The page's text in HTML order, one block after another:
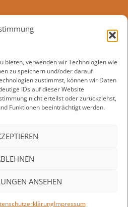
bieten, verwenden wir Technologien wie
zu speichern und/oder darauf
zustimmst, können wir Daten
IDs auf dieser Website
nicht erteilst oder zurückziehst,
Funktionen beeinträchtigt werden.
ANSEHEN
Impressum
DATENSCHUTZERKLÄRUNG